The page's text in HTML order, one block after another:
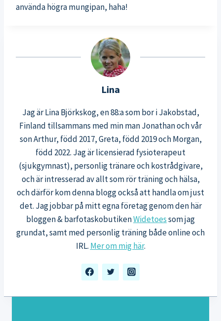
använda högra mungipan, haha!
Lina
Jag är Lina Björkskog, en 88:a som bor i Jakobstad,
Finland tillsammans med min man Jonathan och vår
son Arthur, född 2017, Greta, född 2019 och Morgan,
född 2022. Jag är licensierad fysioterapeut
(sjukgymnast), personlig tränare och kostrådgivare,
och är intresserad av allt som rör träning och hälsa,
och därför kom denna blogg också att handla om just
det. Jag jobbar på mitt egna företag genom den här
bloggen & barfotaskobutikenWidetoessom jag
grundat, samt med personlig träning både online och
IRL. Mer om mig här.